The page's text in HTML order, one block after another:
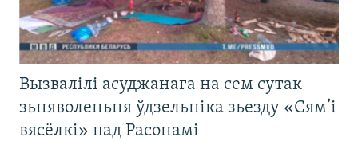
Вызвалілі асуджанага на сем сутак
зьняволеньня ўдзельніка зьезду «Сям’і
вясёлкі» пад Расонамі